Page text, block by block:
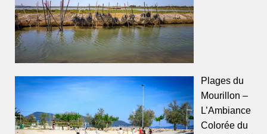
Plages du
Mourillon –
L’Ambiance
Colorée du